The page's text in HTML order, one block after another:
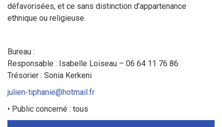
Commerces/associations
Sortir à Ste Gen’
défavorisées, et ce sans distinction d’appartenance
ethnique ou religieuse.
Bureau :
Responsable : Isabelle Loiseau – 06 64 11 76 86
Trésorier : Sonia Kerkeni
julien-tiphanie@hotmail.fr
• Public concerné : tous